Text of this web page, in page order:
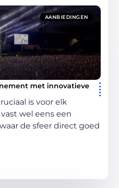
AANBIEDINGEN
met innovatieve
is voor elk
wel eens een
de sfeer direct goed